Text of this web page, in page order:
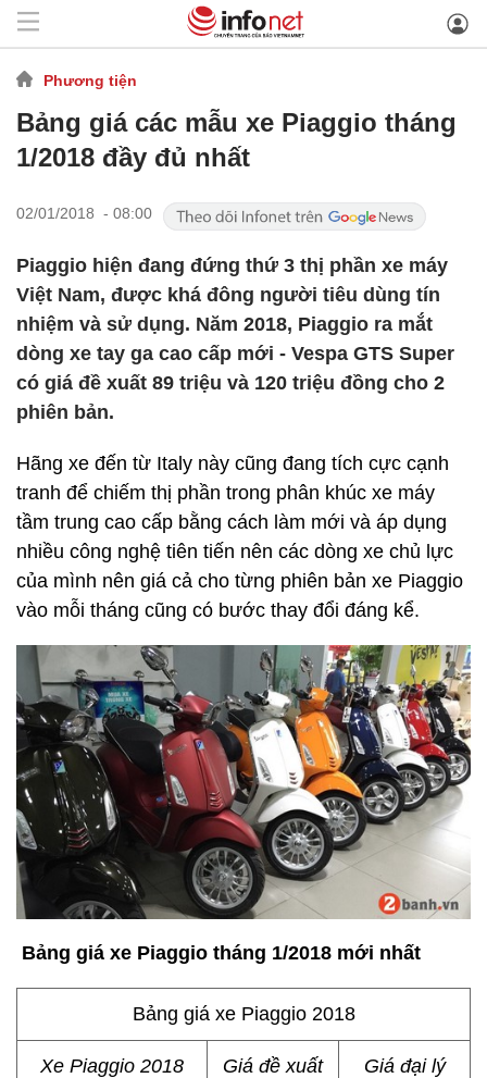
Phương tiện
Bảng giá các mẫu xe Piaggio tháng
1/2018 đầy đủ nhất
02/01/2018 - 08:00
Piaggio hiện đang đứng thứ 3 thị phần xe máy
Việt Nam, được khá đông người tiêu dùng tín
nhiệm và sử dụng. Năm 2018, Piaggio ra mắt
dòng xe tay ga cao cấp mới - Vespa GTS Super
có giá đề xuất 89 triệu và 120 triệu đồng cho 2
phiên bản.
Hãng xe đến từ Italy này cũng đang tích cực cạnh
tranh để chiếm thị phần trong phân khúc xe máy
tầm trung cao cấp bằng cách làm mới và áp dụng
nhiều công nghệ tiên tiến nên các dòng xe chủ lực
của mình nên giá cả cho từng phiên bản xe Piaggio
vào mỗi tháng cũng có bước thay đổi đáng kể.
Bảng giá xe Piaggio tháng 1/2018 mới nhất
Bảng giá xe Piaggio 2018
Xe Piaggio 2018 Giá đề xuất Giá đại lý